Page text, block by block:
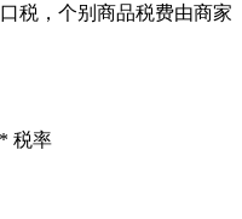
税，个别商品税费由商家
税率